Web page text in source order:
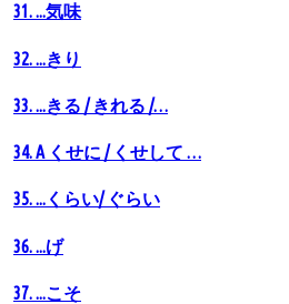
31. ...気味
32. ...きり
33. ...きる / きれる /…
34. A くせに / くせして …
35. ...くらい/ ぐらい
36. ...げ
37. ...こそ